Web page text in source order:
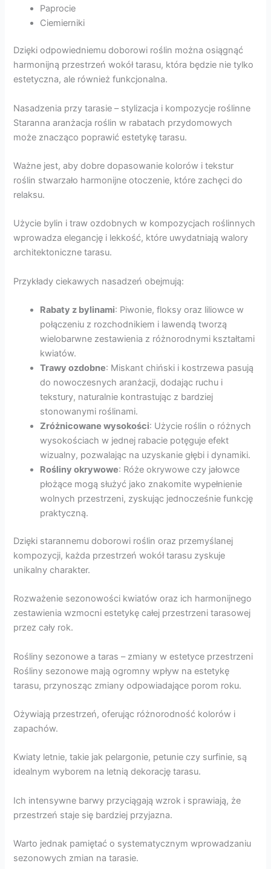
Paprocie
Ciemierniki
Dzięki odpowiedniemu doborowi roślin można osiągnąć
harmonijną przestrzeń wokół tarasu, która będzie nie tylko
estetyczna, ale również funkcjonalna.
Nasadzenia przy tarasie – stylizacja i kompozycje roślinne
Staranna aranżacja roślin w rabatach przydomowych
może znacząco poprawić estetykę tarasu.
Ważne jest, aby dobre dopasowanie kolorów i tekstur
roślin stwarzało harmonijne otoczenie, które zachęci do
relaksu.
Użycie bylin i traw ozdobnych w kompozycjach roślinnych
wprowadza elegancję i lekkość, które uwydatniają walory
architektoniczne tarasu.
Przykłady ciekawych nasadzeń obejmują:
Rabaty z bylinami: Piwonie, floksy oraz liliowce w
połączeniu z rozchodnikiem i lawendą tworzą
wielobarwne zestawienia z różnorodnymi kształtami
kwiatów.
Trawy ozdobne: Miskant chiński i kostrzewa pasują
do nowoczesnych aranżacji, dodając ruchu i
tekstury, naturalnie kontrastując z bardziej
stonowanymi roślinami.
Zróżnicowane wysokości: Użycie roślin o różnych
wysokościach w jednej rabacie potęguje efekt
wizualny, pozwalając na uzyskanie głębi i dynamiki.
Rośliny okrywowe: Róże okrywowe czy jałowce
płożące mogą służyć jako znakomite wypełnienie
wolnych przestrzeni, zyskując jednocześnie funkcję
praktyczną.
Dzięki starannemu doborowi roślin oraz przemyślanej
kompozycji, każda przestrzeń wokół tarasu zyskuje
unikalny charakter.
Rozważenie sezonowości kwiatów oraz ich harmonijnego
zestawienia wzmocni estetykę całej przestrzeni tarasowej
przez cały rok.
Rośliny sezonowe a taras – zmiany w estetyce przestrzeni
Rośliny sezonowe mają ogromny wpływ na estetykę
tarasu, przynosząc zmiany odpowiadające porom roku.
Ożywiają przestrzeń, oferując różnorodność kolorów i
zapachów.
Kwiaty letnie, takie jak pelargonie, petunie czy surfinie, są
idealnym wyborem na letnią dekorację tarasu.
Ich intensywne barwy przyciągają wzrok i sprawiają, że
przestrzeń staje się bardziej przyjazna.
Warto jednak pamiętać o systematycznym wprowadzaniu
sezonowych zmian na tarasie.